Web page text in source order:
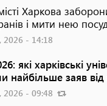
Харкова
і мити нею посуд
2026 - 14:18
які харківські
найбільше заяв від
2026 - 09:48